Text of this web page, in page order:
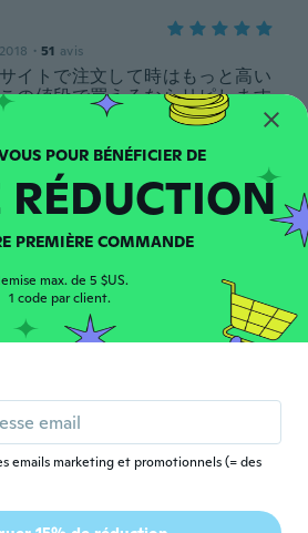
· 51 avis
イトで注文して時はもっと高い
の値段で買えるならリピします
す
funzionale consiglio
2015 · 18 avis · 10 chargements
RÉDUCTION
PREMIÈRE COMMANDE
max. de 5 $US.
1 code par client.
emails marketing et promotionnels (= des